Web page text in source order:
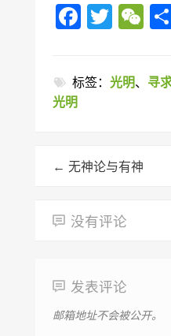
标签：光明、 寻
光明
← 无神论与有神
没有评论
发表评论
邮箱地址不会被公开。